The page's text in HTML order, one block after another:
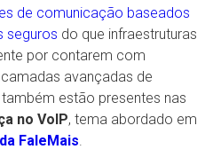
de comunicação baseados
seguros do que infraestruturas
por contarem com
avançadas de
estão presentes nas
no VoIP, tema abordado em
FaleMais.